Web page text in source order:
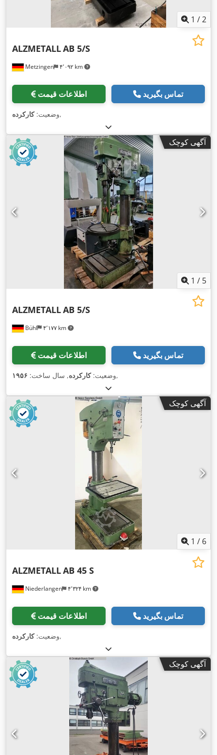
1 /2
Metzingen ۴٬۰۹۲ km
ALZMETALLAB 5/S
اطلاعات قیمت تماس بگیرید
وضعیت:کارکرده ,
آگهی کوچک
1 / 5
Bühl ۴٬۱۷۷ km
ALZMETALLAB 5/S
اطلاعات قیمت تماس بگیرید
وضعیت:کارکرده, سال ساخت: ۱۹۵۶ ,
آگهی کوچک
1 / 6
Niederlangen ۴٬۳۲۴ km
ALZMETALLAB 45 S
اطلاعات قیمت تماس بگیرید
وضعیت:کارکرده ,
آگهی کوچک